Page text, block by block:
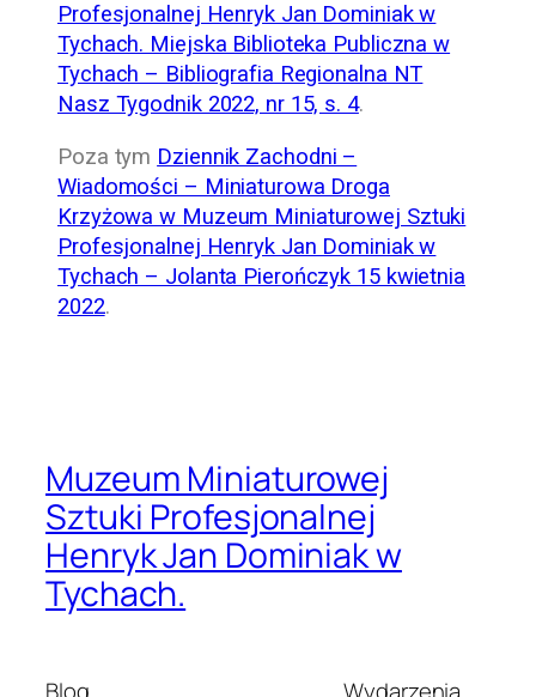
Profesjonalnej Henryk Jan Dominiak w
Tychach. Miejska Biblioteka Publiczna w
Tychach – Bibliografia Regionalna NT
Nasz Tygodnik 2022, nr 15, s. 4.
Poza tym Dziennik Zachodni –
Wiadomości – Miniaturowa Droga
Krzyżowa w Muzeum Miniaturowej Sztuki
Profesjonalnej Henryk Jan Dominiak w
Tychach – Jolanta Pierończyk 15 kwietnia
2022.
Muzeum Miniaturowej
Sztuki Profesjonalnej
Henryk Jan Dominiak w
Tychach.